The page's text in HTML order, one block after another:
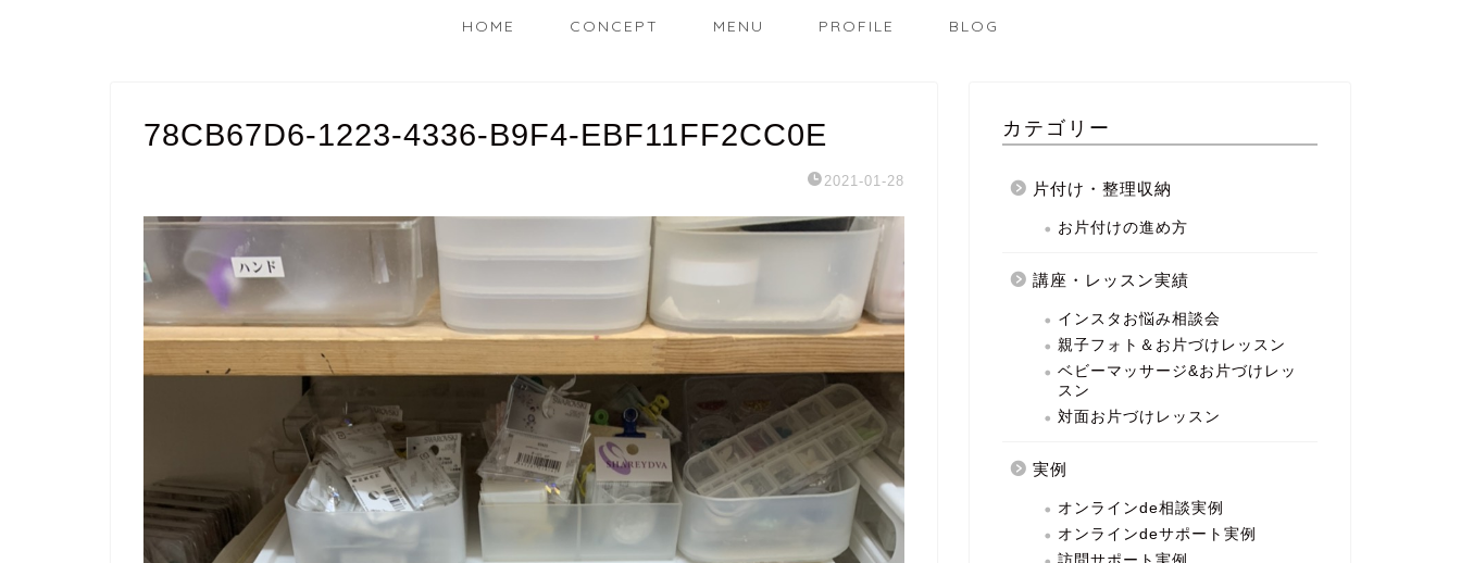
HOME CONCEPT MENU PROFILE BLOG
78CB67D6-1223-4336-B9F4-EBF11FF2CC0E
2021-01-28
カテゴリー
片付け・整理収納
お片付けの進め方
講座・レッスン実績
インスタお悩み相談会
親子フォト＆お片づけレッスン
ベビーマッサージ&お片づけレッ
スン
対面お片づけレッスン
実例
オンラインde相談実例
オンラインdeサポート実例